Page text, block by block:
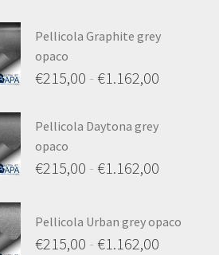
Pellicola Graphite grey
opaco
€215,00 - €1.162,00
di
prezzo:
da
a
€1.162,00
Pellicola Daytona grey
opaco
€215,00 - €1.162,00
di
prezzo:
Pellicola Urban grey opaco
€215,00 - €1.162,00